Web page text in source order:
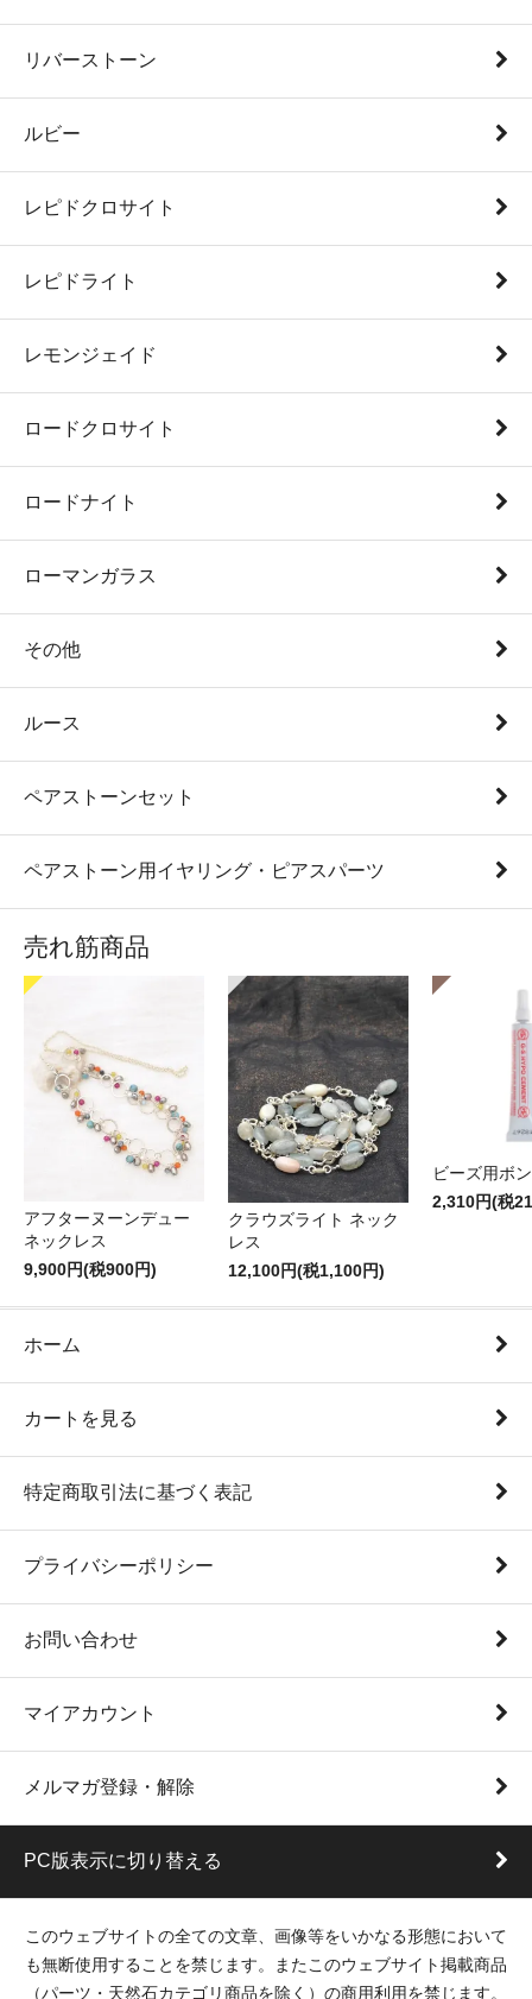
リバーストーン
ルビー
レピドクロサイト
レピドライト
レモンジェイド
ロードクロサイト
ロードナイト
ローマンガラス
その他
ルース
ペアストーンセット
ペアストーン用イヤリング・ピアスパーツ
売れ筋商品
アフターヌーンデュー
ネックレス
9,900円(税900円)
クラウズライト ネック
レス
12,100円(税1,100円)
ビーズ用ボ
2,310円(税
ホーム
カートを見る
特定商取引法に基づく表記
プライバシーポリシー
お問い合わせ
マイアカウント
メルマガ登録・解除
PC版表示に切り替える
このウェブサイトの全ての文章、画像等をいかなる形態において
も無断使用することを禁じます。またこのウェブサイト掲載商品
（パーツ・天然石カテゴリ商品を除く）の商用利用を禁じます。